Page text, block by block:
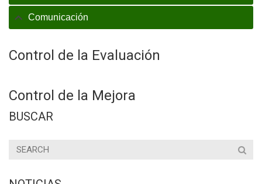
Comunicación
Control de la Evaluación
Control de la Mejora
BUSCAR